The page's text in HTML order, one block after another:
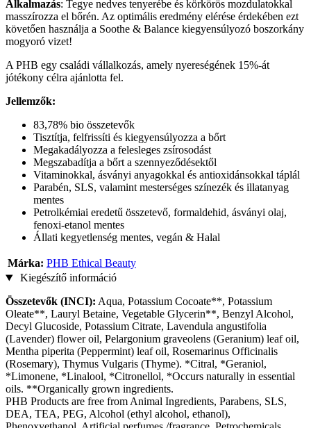
Alkalmazás: Tegye nedves tenyerébe és körkörös mozdulatokkal
masszírozza el bőrén. Az optimális eredmény elérése érdekében ezt
követően használja a Soothe & Balance kiegyensúlyozó boszorkány
mogyoró vizet!
A PHB egy családi vállalkozás, amely nyereségének 15%-át
jótékony célra ajánlotta fel.
Jellemzők:
83,78% bio összetevők
Tisztítja, felfrissíti és kiegyensúlyozza a bőrt
Megakadályozza a felesleges zsírosodást
Megszabadítja a bőrt a szennyeződésektől
Vitaminokkal, ásványi anyagokkal és antioxidánsokkal táplál
Parabén, SLS, valamint mesterséges színezék és illatanyag
mentes
Petrolkémiai eredetű összetevő, formaldehid, ásványi olaj,
fenoxi-etanol mentes
Állati kegyetlenség mentes, vegán & Halal
Márka: PHB Ethical Beauty
Kiegészítő információ
Összetevők (INCI): Aqua, Potassium Cocoate**, Potassium
Oleate**, Lauryl Betaine, Vegetable Glycerin**, Benzyl Alcohol,
Decyl Glucoside, Potassium Citrate, Lavendula angustifolia
(Lavender) flower oil, Pelargonium graveolens (Geranium) leaf oil,
Mentha piperita (Peppermint) leaf oil, Rosemarinus Officinalis
(Rosemary), Thymus Vulgaris (Thyme). *Citral, *Geraniol,
*Limonene, *Linalool, *Citronellol, *Occurs naturally in essential
oils. **Organically grown ingredients.
PHB Products are free from Animal Ingredients, Parabens, SLS,
DEA, TEA, PEG, Alcohol (ethyl alcohol, ethanol),